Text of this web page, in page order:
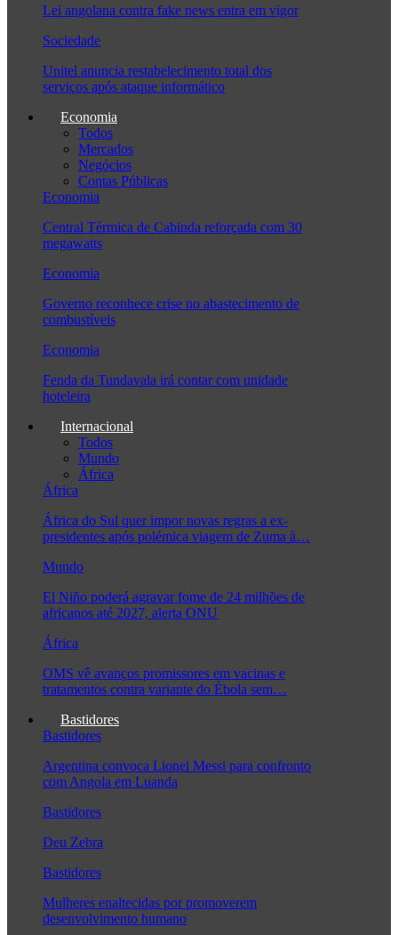
Lei angolana contra fake news entra em vigor
Sociedade
Unitel anuncia restabelecimento total dos
serviços após ataque informático
Economia
Todos
Mercados
Negócios
Contas Públicas
Economia
Central Térmica de Cabinda reforçada com 30
megawatts
Economia
Governo reconhece crise no abastecimento de
combustíveis
Economia
Fenda da Tundavala irá contar com unidade
hoteleira
Internacional
Todos
Mundo
África
África
África do Sul quer impor novas regras a ex-
presidentes após polémica viagem de Zuma à…
Mundo
El Niño poderá agravar fome de 24 milhões de
africanos até 2027, alerta ONU
África
OMS vê avanços promissores em vacinas e
tratamentos contra variante do Ébola sem…
Bastidores
Bastidores
Argentina convoca Lionel Messi para confronto
com Angola em Luanda
Bastidores
Deu Zebra
Bastidores
Mulheres enaltecidas por promoverem
desenvolvimento humano